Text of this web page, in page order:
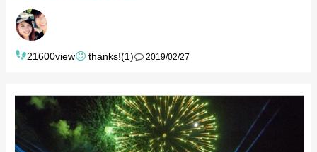
21600view thanks!(1) 2019/02/27